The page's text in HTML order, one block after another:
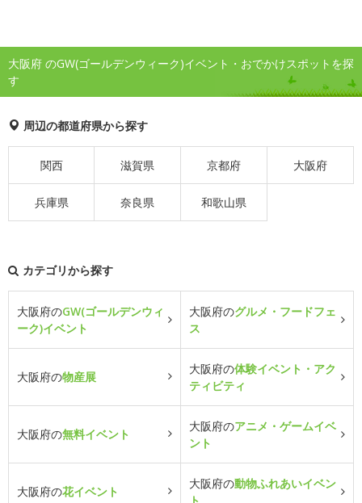
大阪府 のGW(ゴールデンウィーク)イベント・おでかけスポットを探
す
周辺の都道府県から探す
関西 滋賀県 京都府 大阪府
兵庫県 奈良県 和歌山県
カテゴリから探す
大阪府のGW(ゴールデンウィ
ーク)イベント
大阪府のグルメ・フードフェ
ス
大阪府の物産展
大阪府の体験イベント・アク
ティビティ
大阪府の無料イベント
大阪府のアニメ・ゲームイベ
ント
大阪府の花イベント
大阪府の動物ふれあいイベン
ト